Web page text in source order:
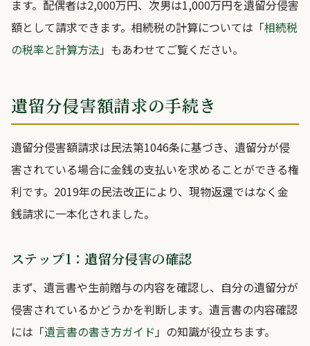
ます。配偶者は2,000万円、次男は1,000万円を遺留分侵害
額として請求できます。相続税の計算については「相続税
の税率と計算方法」もあわせてご覧ください。
遺留分侵害額請求の手続き
遺留分侵害額請求は民法第1046条に基づき、遺留分が侵
害されている場合に金銭の支払いを求めることができる権
利です。2019年の民法改正により、現物返還ではなく金
銭請求に一本化されました。
ステップ1：遺留分侵害の確認
まず、遺言書や生前贈与の内容を確認し、自分の遺留分が
侵害されているかどうかを判断します。遺言書の内容確認
には「遺言書の書き方ガイド」の知識が役立ちます。